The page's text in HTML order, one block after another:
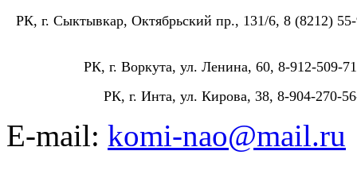
РК, г. Сыктывкар, Октябрьский пр., 131/6, 8 (8212)
РК, г. Воркута, ул. Ленина, 60, 8-912-509-
РК, г. Инта, ул. Кирова, 38, 8-904-270-
E-mail: komi-nao@mail.ru